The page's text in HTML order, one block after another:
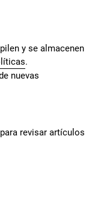
y se almacenen
.
nuevas
revisar artículos